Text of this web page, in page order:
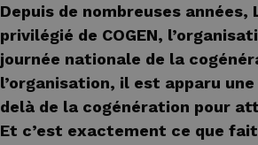
Depuis de nombreuses
privilégié de COGEN,
journée nationale de la
l’organisation, il est apparu
delà de la cogénération pour
Et c’est exactement ce que